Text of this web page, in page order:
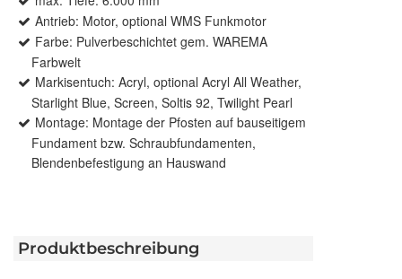
Antrieb: Motor, optional WMS Funkmotor
Farbe: Pulverbeschichtet gem. WAREMA
Farbwelt
Markisentuch: Acryl, optional Acryl All Weather,
Starlight Blue, Screen, Soltis 92, Twilight Pearl
Montage: Montage der Pfosten auf bauseitigem
Fundament bzw. Schraubfundamenten,
Blendenbefestigung an Hauswand
Produktbeschreibung